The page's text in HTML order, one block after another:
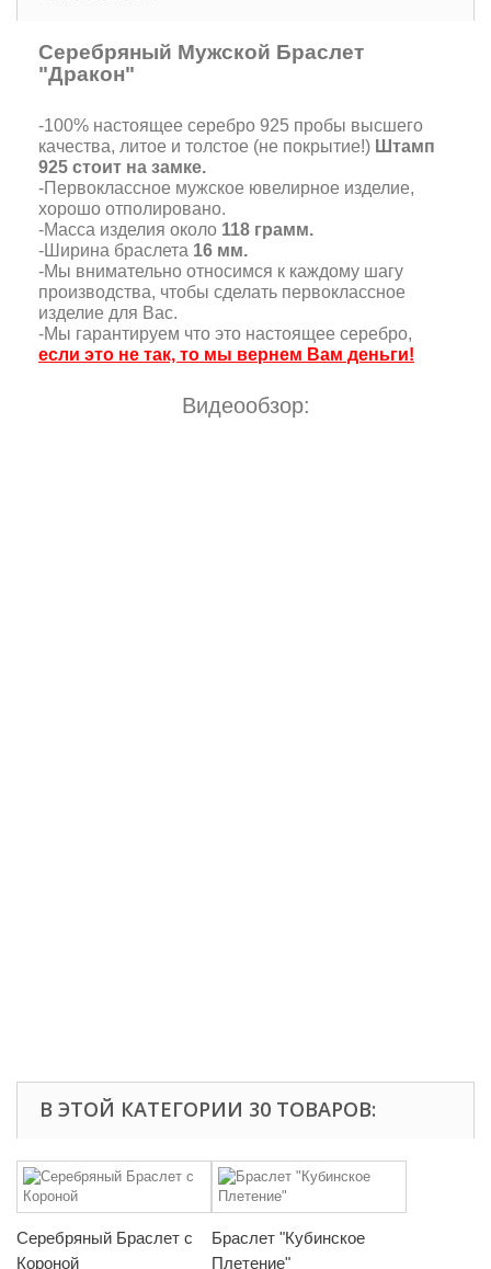
Серебряный Мужской Браслет
"Дракон"
-100% настоящее серебро 925 пробы высшего
качества, литое и толстое (не покрытие!) Штамп
925 стоит на замке.
-Первоклассное мужское ювелирное изделие,
хорошо отполировано.
-Масса изделия около 118 грамм.
-Ширина браслета 16 мм.
-Мы внимательно относимся к каждому шагу
производства, чтобы сделать первоклассное
изделие для Вас.
-Мы гарантируем что это настоящее серебро,
если это не так, то мы вернем Вам деньги!
Видеообзор:
В ЭТОЙ КАТЕГОРИИ 30 ТОВАРОВ:
Серебряный Браслет с
Короной
Браслет "Кубинское
Плетение"